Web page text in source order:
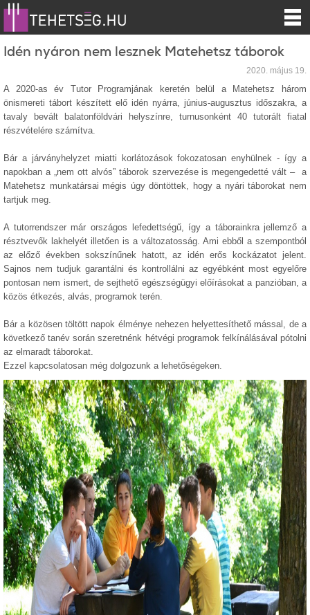
Idén nyáron nem lesznek Matehetsz táborok
2020. május 19.
A 2020-as év Tutor Programjának keretén belül a Matehetsz három
önismereti tábort készített elő idén nyárra, június-augusztus időszakra, a
tavaly bevált balatonföldvári helyszínre, turnusonként 40 tutorált fiatal
részvételére számítva.
Bár a járványhelyzet miatti korlátozások fokozatosan enyhülnek - így a
napokban a „nem ott alvós” táborok szervezése is megengedetté vált – a
Matehetsz munkatársai mégis úgy döntöttek, hogy a nyári táborokat nem
tartjuk meg.
A tutorrendszer már országos lefedettségű, így a táborainkra jellemző a
résztvevők lakhelyét illetően is a változatosság. Ami ebből a szempontból
az előző években sokszínűnek hatott, az idén erős kockázatot jelent.
Sajnos nem tudjuk garantálni és kontrollálni az egyébként most egyelőre
pontosan nem ismert, de sejthető egészségügyi előírásokat a panzióban, a
közös étkezés, alvás, programok terén.
Bár a közösen töltött napok élménye nehezen helyettesíthető mással, de a
következő tanév során szeretnénk hétvégi programok felkínálásával pótolni
az elmaradt táborokat.
Ezzel kapcsolatosan még dolgozunk a lehetőségeken.